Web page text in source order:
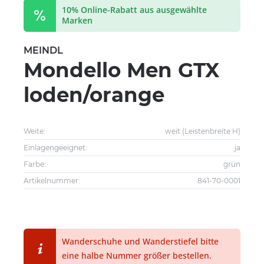
10% Online-Rabatt aus ausgewählte
Marken
MEINDL
Mondello Men GTX
loden/orange
Weite:
weit (Leistenbreite H)
Einlagengeeignet:
ja
Farbe:
grün
Artikelnummer:
841-70-0001
Wanderschuhe und Wanderstiefel bitte
eine halbe Nummer größer bestellen.